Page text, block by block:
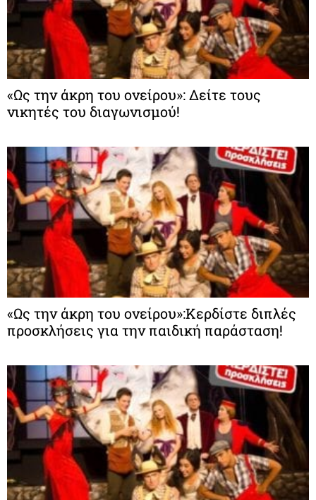
«Ως την άκρη του ονείρου»: Δείτε τους
νικητές του διαγωνισμού!
«Ως την άκρη του ονείρου»:Κερδίστε διπλές
προσκλήσεις για την παιδική παράσταση!